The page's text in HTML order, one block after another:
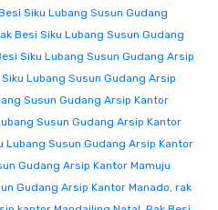
Siku Lubang Susun Gudang
Besi Siku Lubang Susun Gudang
Siku Lubang Susun Gudang Arsip
Siku Lubang Susun Gudang Arsip
Susun Gudang Arsip Kantor
Susun Gudang Arsip Kantor
Lubang Susun Gudang Arsip Kantor
Gudang Arsip Kantor Mamuju
Gudang Arsip Kantor Manado, rak